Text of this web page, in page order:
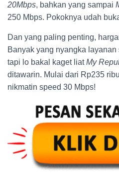
20Mbps, bahkan yang sampai
250 Mbps. Pokoknya udah
Dan yang paling penting,
Banyak yang nyangka
tapi lo bakal kaget liatMy
ditawarin. Mulai dari Rp235
nikmatin speed 30 Mbps!